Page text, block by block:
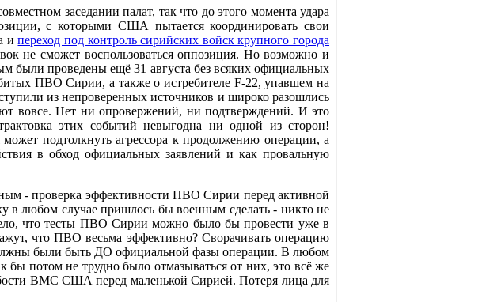
заседании палат, так что до этого момента удара
с которыми США пытается координировать свои
ипереход под контроль сирийских войск крупного города
не сможет воспользоваться оппозиция. Но возможно и
были проведены ещё 31 августа без всяких официальных
ПВО Сирии, а также о истребителе F-22, упавшем на
из непроверенных источников и широко разошлись
вовсе. Нет ни опровержений, ни подтверждений. И это
этих событий невыгодна ни одной из сторон!
подтолкнуть агрессора к продолжению операции, а
в обход официальных заявлений и как провальную
- проверка эффективности ПВО Сирии перед активной
в любом случае пришлось бы военным сделать - никто не
что тесты ПВО Сирии можно было бы провести уже в
что ПВО весьма эффективно? Сворачивать операцию
были быть ДО официальной фазы операции. В любом
потом не трудно было отмазываться от них, это всё же
ВМС США перед маленькой Сирией. Потеря лица для